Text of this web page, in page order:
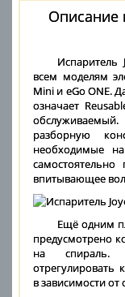
Описание
Испаритель
всем моделям
Mini и eGo ONE.
означает
обслуживаемый.
разборную
необходимые
впитывающее
Ещё одним
предусмотрено
на спираль.
отрегулировать
в зависимости от